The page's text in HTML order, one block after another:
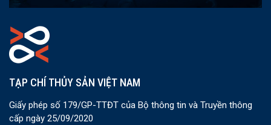
TẠP CHÍ THỦY SẢN VIỆT NAM
Giấy phép số 179/GP-TTĐT của Bộ thông tin và Truyền thông
cấp ngày 25/09/2020